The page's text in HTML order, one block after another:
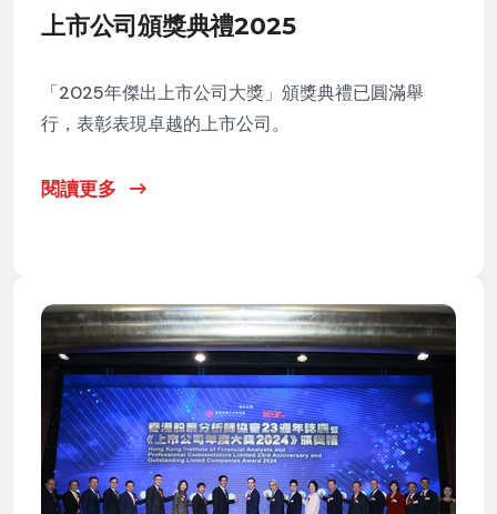
上市公司頒獎典禮2025
「2025年傑出上市公司大獎」頒獎典禮已圓滿舉
行，表彰表現卓越的上市公司。
閱讀更多